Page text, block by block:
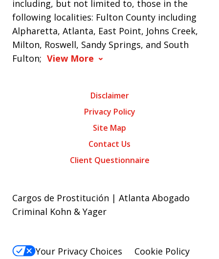
including, but not limited to, those in the
following localities: Fulton County including
Alpharetta, Atlanta, East Point, Johns Creek,
Milton, Roswell, Sandy Springs, and South
Fulton; View More
Disclaimer
Privacy Policy
Site Map
Contact Us
Client Questionnaire
Cargos de Prostitución | Atlanta Abogado
Criminal Kohn & Yager
Your Privacy Choices
Cookie Policy